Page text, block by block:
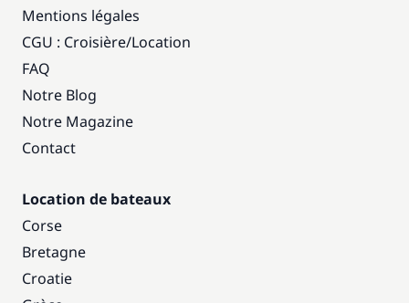
Mentions légales
CGU : Croisière/Location
FAQ
Notre Blog
Notre Magazine
Contact
Location de bateaux
Corse
Bretagne
Croatie